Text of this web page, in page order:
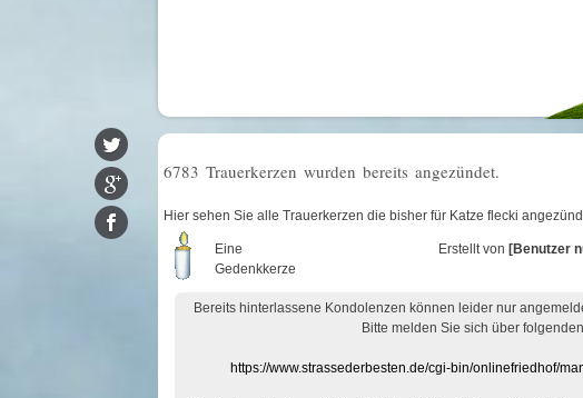
6783 Trauerkerzen wurden bereits angezündet.
Hier sehen Sie alle Trauerkerzen die bisher für Katze flecki
Eine
Gedenkkerze
Erstellt von [Benutzer
Bereits hinterlassene Kondolenzen können leider nur
Bitte melden Sie sich über
https://www.strassederbesten.de/cgi-bin/onlinefriedhof/